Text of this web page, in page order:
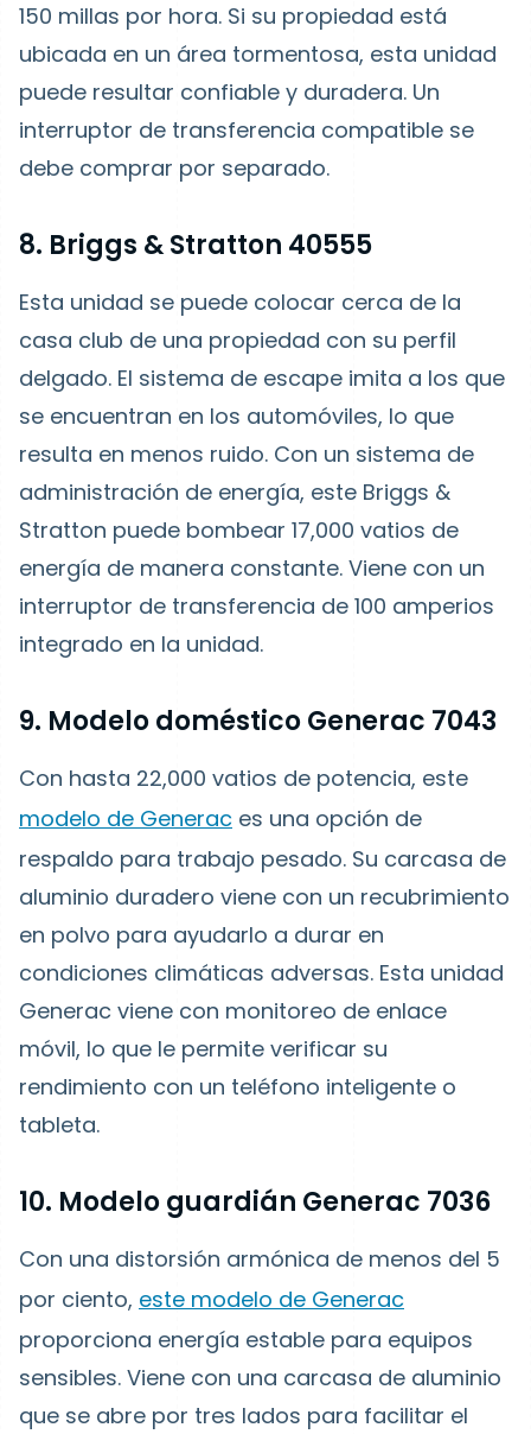
150 millas por hora. Si su propiedad está
ubicada en un área tormentosa, esta unidad
puede resultar confiable y duradera. Un
interruptor de transferencia compatible se
debe comprar por separado.
8. Briggs & Stratton 40555
Esta unidad se puede colocar cerca de la
casa club de una propiedad con su perfil
delgado. El sistema de escape imita a los que
se encuentran en los automóviles, lo que
resulta en menos ruido. Con un sistema de
administración de energía, este Briggs &
Stratton puede bombear 17,000 vatios de
energía de manera constante. Viene con un
interruptor de transferencia de 100 amperios
integrado en la unidad.
9. Modelo doméstico Generac 7043
Con hasta 22,000 vatios de potencia, este
modelo de Generac es una opción de
respaldo para trabajo pesado. Su carcasa de
aluminio duradero viene con un recubrimiento
en polvo para ayudarlo a durar en
condiciones climáticas adversas. Esta unidad
Generac viene con monitoreo de enlace
móvil, lo que le permite verificar su
rendimiento con un teléfono inteligente o
tableta.
10. Modelo guardián Generac 7036
Con una distorsión armónica de menos del 5
por ciento, este modelo de Generac
proporciona energía estable para equipos
sensibles. Viene con una carcasa de aluminio
que se abre por tres lados para facilitar el